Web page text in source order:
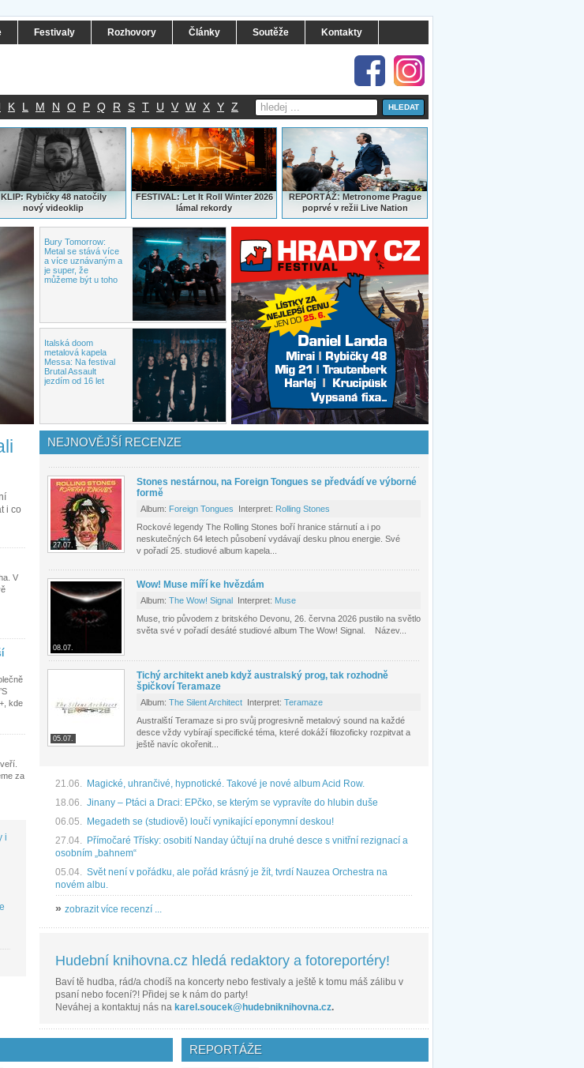
Festivaly Rozhovory Články Soutěže Kontakty
K L M N O P Q R S T U V W X Y Z
KLIP: Rybičky 48 natočily
nový videoklip
FESTIVAL: Let It Roll Winter 2026
lámal rekordy
REPORTÁŽ:Metronome Prague
poprvé v režii Live Nation
i co
V
kde
za
i
Bury Tomorrow:
Metal se stává více
a více uznávaným a
je super, že
můžeme být u toho
Italská doom
metalová kapela
Messa: Na festival
Brutal Assault
jezdím od 16 let
NEJNOVĚJŠÍ RECENZE
27.07.
Stones nestárnou, na Foreign Tongues se předvádí ve výborné
formě
Album: Foreign Tongues Interpret: Rolling Stones
Rockové legendy The Rolling Stones boří hranice stárnutí a i po
neskutečných 64 letech působení vydávají desku plnou energie. Své
v pořadí 25. studiové album kapela...
08.07.
Wow! Muse míří ke hvězdám
Album: The Wow! Signal Interpret: Muse
Muse, trio původem z britského Devonu, 26. června 2026 pustilo na světlo
světa své v pořadí desáté studiové album The Wow! Signal. Název...
05.07.
Tichý architekt aneb když australský prog, tak rozhodně
špičkoví Teramaze
Album: The Silent Architect Interpret: Teramaze
Australští Teramaze si pro svůj progresivně metalový sound na každé
desce vždy vybírají specifické téma, které dokáží filozoficky rozpitvat a
ještě navíc okořenit...
21.06. Magické, uhrančivé, hypnotické. Takové je nové album Acid Row.
18.06. Jinany – Ptáci a Draci: EPčko, se kterým se vypravíte do hlubin duše
06.05. Megadeth se (studiově) loučí vynikající eponymní deskou!
27.04. Přímočaré Třísky: osobití Nanday účtují na druhé desce s vnitřní rezignací a
osobním „bahnem“
05.04. Svět není v pořádku, ale pořád krásný je žít, tvrdí Nauzea Orchestra na
novém albu.
» zobrazit více recenzí ...
Hudební knihovna.cz hledá redaktory a fotoreportéry!
Baví tě hudba, rád/a chodíš na koncerty nebo festivaly a ještě k tomu máš zálibu v
psaní nebo focení?! Přidej se k nám do party!
Neváhej a kontaktuj nás na karel.soucek@hudebniknihovna.cz.
REPORTÁŽE